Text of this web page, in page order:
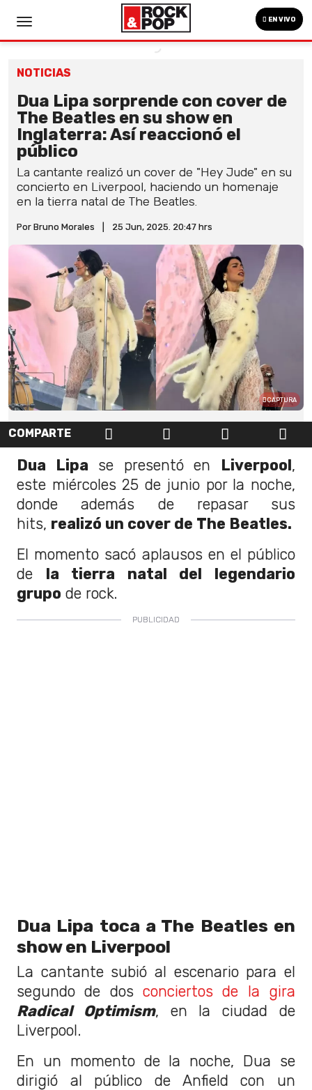
EN VIVO
NOTICIAS
Dua Lipa sorprende con cover de
The Beatles en su show en
Inglaterra: Así reaccionó el
público
La cantante realizó un cover de "Hey Jude" en su
concierto en Liverpool, haciendo un homenaje
en la tierra natal de The Beatles.
Por Bruno Morales 25 Jun, 2025. 20:47 hrs
CAPTURA
COMPARTE
Dua Lipa se presentó en Liverpool,
este miércoles 25 de junio por la noche,
donde además de repasar sus
hits, realizó un cover de The Beatles.
El momento sacó aplausos en el público
de la tierra natal del legendario
grupo de rock.
Dua Lipa toca a The Beatles en
show en Liverpool
La cantante subió al escenario para el
segundo de dos conciertos de la gira
Radical Optimism, en la ciudad de
Liverpool.
En un momento de la noche, Dua se
dirigió al público de Anfield con un